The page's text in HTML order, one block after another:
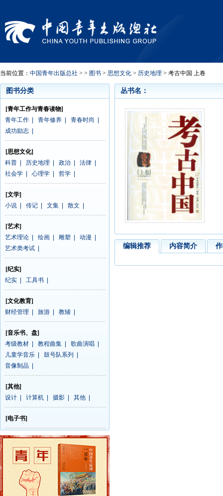
当前位置： 中国青年出版总社 > > 图书 > 思想文化 > 历史地理 > 考古中国 上卷
图书分类
[青年工作与青春读物]
青年工作
青年修养 青春时尚
成功励志
[思想文化]
科普
历史地理 政治 法律
社会学
心理学 哲学
[文学]
小说
传记 文集 散文
[艺术]
艺术理论
绘画 雕塑 动漫
艺术类考试
[纪实]
纪实
工具书
[文化教育]
财经管理
旅游 教辅
[音乐书、盘]
考级教材
教程曲集 歌曲演唱
儿童学音乐
鼓号队系列
音像制品
[其他]
设计
计算机 摄影 其他
[电子书]
丛书名：
编辑推荐 内容简介